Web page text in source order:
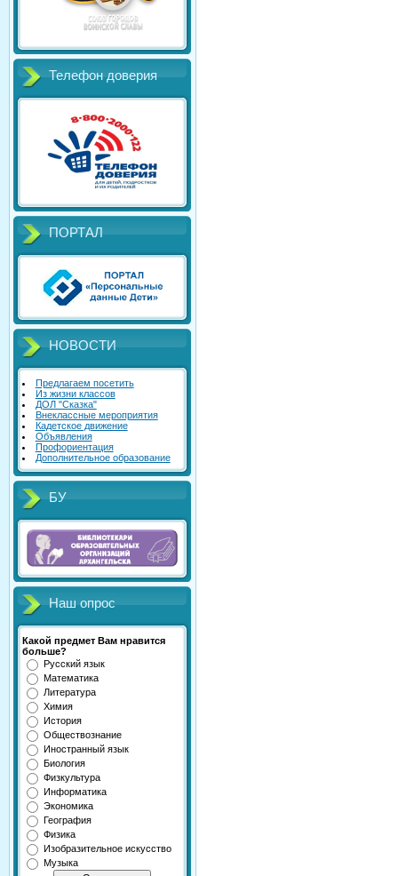
Телефон доверия
ПОРТАЛ
НОВОСТИ
Предлагаем посетить
Из жизни классов
ДОЛ "Сказка"
Внеклассные мероприятия
Кадетское движение
Объявления
Профориентация
Дополнительное образование
БУ
Наш опрос
Какой предмет Вам нравится
больше?
Русский язык
Математика
Литература
Химия
История
Обществознание
Иностранный язык
Биология
Физкультура
Информатика
Экономика
География
Физика
Изобразительное искусство
Музыка